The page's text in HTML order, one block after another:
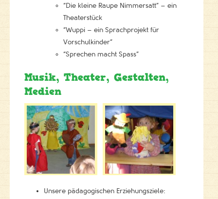
“Die kleine Raupe Nimmersatt” – ein
Theaterstück
“Wuppi – ein Sprachprojekt für
Vorschulkinder”
“Sprechen macht Spass”
Musik, Theater, Gestalten,
Medien
Unsere pädagogischen Erziehungsziele: